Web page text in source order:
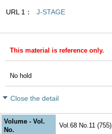
URL 1 J-STAGE
This material is reference only.
No hold
Close the detail
Volume - Vol.
No.
Vol.68 No.11 (755)